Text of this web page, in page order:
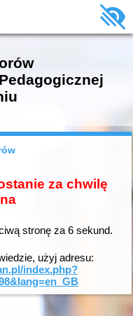
za chwilę
stronę za 6sekund.
użyj adresu:
index.php?